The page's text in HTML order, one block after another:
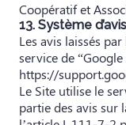
Coopératif et
13. Système
Les avis laissés
service de
https://
Le Site utilise le
partie des avis sur